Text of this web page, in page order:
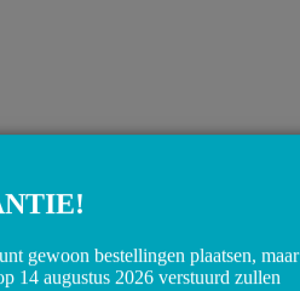
gewoon bestellingen plaatsen, maar
14 augustus 2026 verstuurd zullen